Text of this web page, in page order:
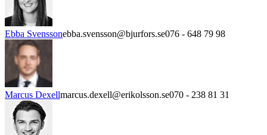
Ebba Svenssonebba.svensson@bjurfors.se076 - 648 79 98
Marcus Dexellmarcus.dexell@erikolsson.se070 - 238 81 31